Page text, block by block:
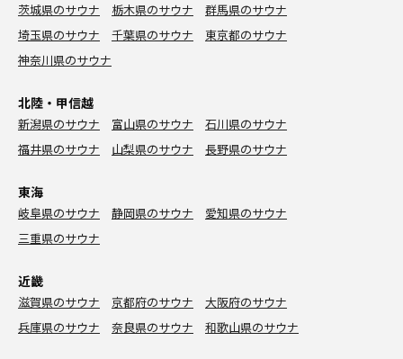
茨城県のサウナ 栃木県のサウナ
群馬県のサウナ
埼玉県のサウナ
千葉県のサウナ
東京都のサウナ
神奈川県のサウナ
北陸・甲信越
新潟県のサウナ 富山県のサウナ
石川県のサウナ
福井県のサウナ
山梨県のサウナ 長野県のサウナ
東海
岐阜県のサウナ 静岡県のサウナ
愛知県のサウナ
三重県のサウナ
近畿
滋賀県のサウナ 京都府のサウナ
大阪府のサウナ
兵庫県のサウナ
奈良県のサウナ 和歌山県のサウナ